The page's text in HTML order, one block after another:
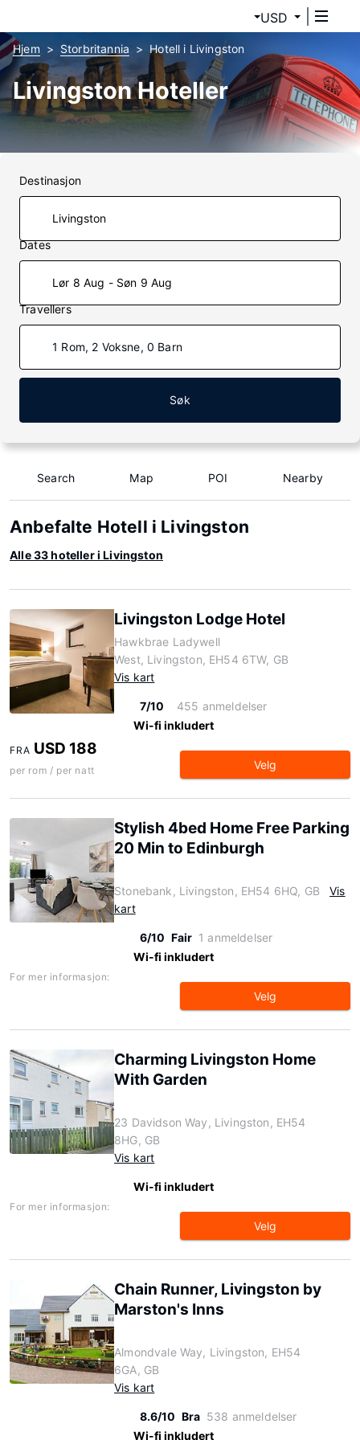
USD
Hjem Storbritannia Hotell i Livingston
Livingston Hoteller
Destinasjon
Dates
Lør 8 Aug - Søn 9 Aug
Travellers
1 Rom, 2 Voksne, 0 Barn
Søk
Search Map POI Nearby
Anbefalte Hotell i Livingston
Alle 33 hoteller i Livingston
Livingston Lodge Hotel
Hawkbrae Ladywell
West, Livingston, EH54 6TW, GB
Vis kart
7/10
455 anmeldelser
Wi-fi inkludert
FRA USD 188
per rom / per natt Velg
Stylish 4bed Home Free Parking
20 Min to Edinburgh
Stonebank, Livingston, EH54 6HQ, GB
Vis
kart
6/10 Fair 1 anmeldelser
Wi-fi inkludert
For mer informasjon:
Velg
Charming Livingston Home
With Garden
23 Davidson Way, Livingston, EH54
8HG, GB
Vis kart
Wi-fi inkludert
For mer informasjon:
Velg
Chain Runner, Livingston by
Marston's Inns
Almondvale Way, Livingston, EH54
6GA, GB
Vis kart
8.6/10 Bra 538 anmeldelser
Wi-fi inkludert